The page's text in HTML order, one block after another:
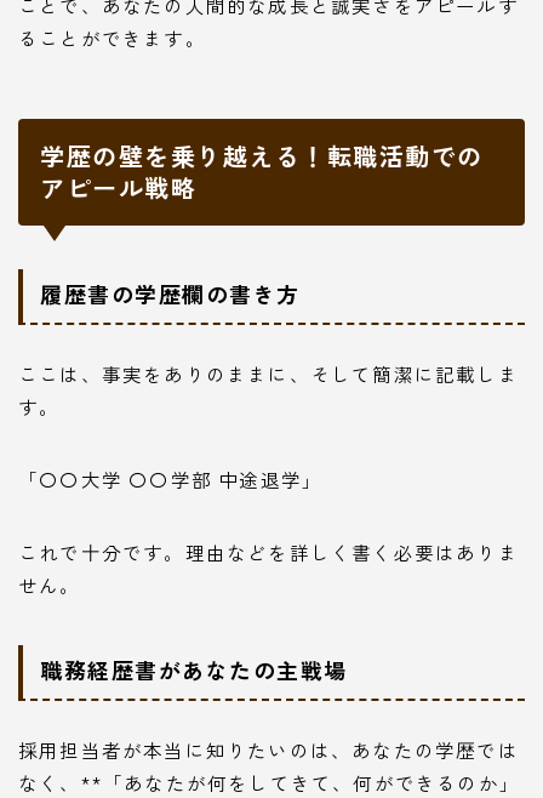
ることができます。
学歴の壁を乗り越える！転職活動での
アピール戦略
履歴書の学歴欄の書き方
ここは、事実をありのままに、そして簡潔に記載しま
す。
「〇〇大学 〇〇学部 中途退学」
これで十分です。理由などを詳しく書く必要はありま
せん。
職務経歴書があなたの主戦場
採用担当者が本当に知りたいのは、あなたの学歴では
なく、**「あなたが何をしてきて、何ができるのか」